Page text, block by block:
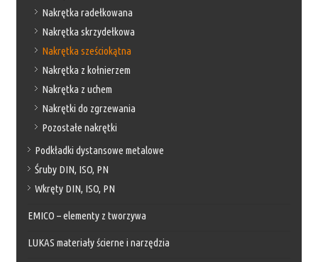
Nakrętka radełkowana
Nakrętka skrzydełkowa
Nakrętka sześciokątna
Nakrętka z kołnierzem
Nakrętka z uchem
Nakrętki do zgrzewania
Pozostałe nakrętki
Podkładki dystansowe metalowe
Śruby DIN, ISO, PN
Wkręty DIN, ISO, PN
EMICO – elementy z tworzywa
LUKAS materiały ścierne i narzędzia